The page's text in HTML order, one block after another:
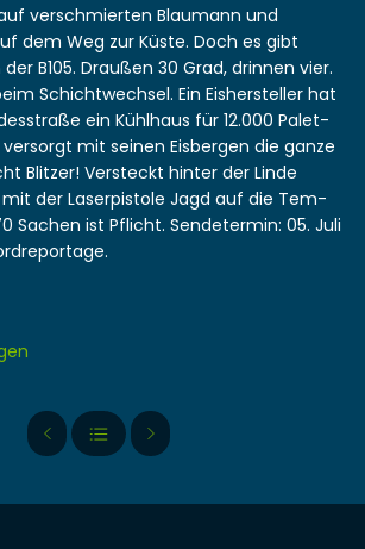
ver­schmierten Blau­mann und
dem Weg zur Küste. Doch es gibt
B105. Draußen 30 Grad, drin­nen vier.
Schichtwech­sel. Ein Eish­er­steller hat
ein Kühlhaus für 12.000 Palet­
mit seinen Eis­ber­gen die ganze
Blitzer! Ver­steckt hin­ter der Linde
der Laser­pis­tole Jagd auf die Tem­
Sachen ist Pflicht. Sende­ter­min: 05. Juli